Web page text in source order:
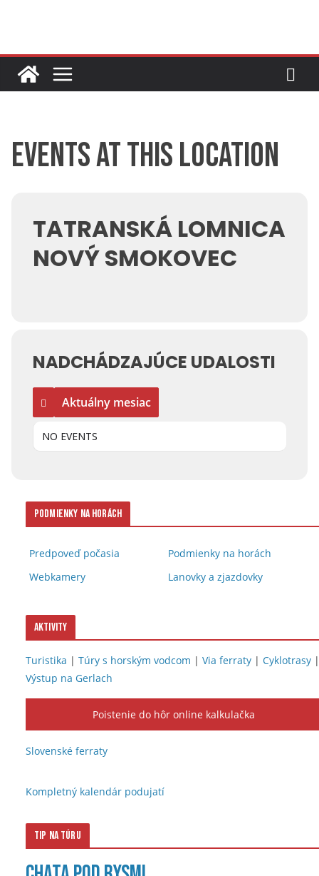
Events at this location
TATRANSKÁ LOMNICA
NOVÝ SMOKOVEC
NADCHÁDZAJÚCE UDALOSTI
Aktuálny mesiac
NO EVENTS
Podmienky na horách
Predpoveď počasia
Webkamery
Podmienky na horách
Lanovky a zjazdovky
Aktivity
Turistika | Túry s horským vodcom | Via ferraty | Cyklotrasy |
Výstup na Gerlach
Poistenie do hôr online kalkulačka
Slovenské ferraty
Kompletný kalendár podujatí
Tip na túru